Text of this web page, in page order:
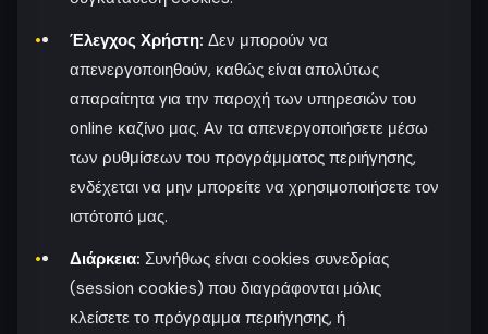
Έλεγχος Χρήστη: Δεν μπορούν να
απενεργοποιηθούν, καθώς είναι απολύτως
απαραίτητα για την παροχή των υπηρεσιών του
online καζίνο μας. Αν τα απενεργοποιήσετε μέσω
των ρυθμίσεων του προγράμματος περιήγησης,
ενδέχεται να μην μπορείτε να χρησιμοποιήσετε τον
ιστότοπό μας.
Διάρκεια: Συνήθως είναι cookies συνεδρίας
(session cookies) που διαγράφονται μόλις
κλείσετε το πρόγραμμα περιήγησης, ή